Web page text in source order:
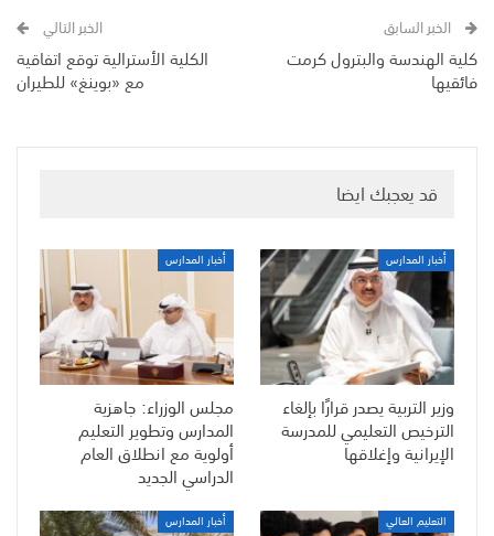
الخبر السابق
كلية الهندسة والبترول كرمت
فائقيها
الخبر التالي
الكلية الأسترالية توقع اتفاقية
مع «بوينغ» للطيران
قد يعجبك ايضا
أخبار المدارس
وزير التربية يصدر قرارًا بإلغاء
الترخيص التعليمي للمدرسة
الإيرانية وإغلاقها
أخبار المدارس
مجلس الوزراء: جاهزية
المدارس وتطوير التعليم
أولوية مع انطلاق العام
الدراسي الجديد
التعليم العالي أخبار المدارس